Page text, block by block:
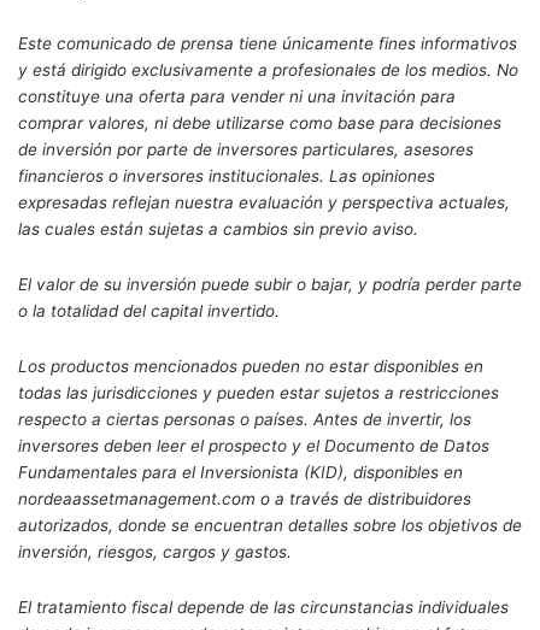
Este comunicado de prensa tiene únicamente fines informativos
y está dirigido exclusivamente a profesionales de los medios. No
constituye una oferta para vender ni una invitación para
comprar valores, ni debe utilizarse como base para decisiones
de inversión por parte de inversores particulares, asesores
financieros o inversores institucionales. Las opiniones
expresadas reflejan nuestra evaluación y perspectiva actuales,
las cuales están sujetas a cambios sin previo aviso.
El valor de su inversión puede subir o bajar, y podría perder parte
o la totalidad del capital invertido.
Los productos mencionados pueden no estar disponibles en
todas las jurisdicciones y pueden estar sujetos a restricciones
respecto a ciertas personas o países. Antes de invertir, los
inversores deben leer el prospecto y el Documento de Datos
Fundamentales para el Inversionista (KID), disponibles en
nordeaassetmanagement.com o a través de distribuidores
autorizados, donde se encuentran detalles sobre los objetivos de
inversión, riesgos, cargos y gastos.
El tratamiento fiscal depende de las circunstancias individuales